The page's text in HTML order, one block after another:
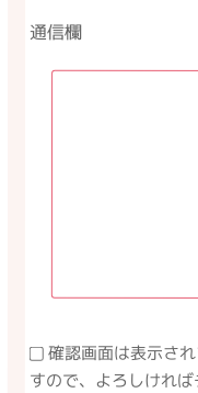
通信欄
確認画面は表示さ
すので、よろしけれ